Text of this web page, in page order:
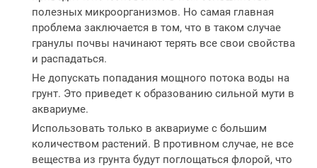
полезных микроорганизмов. Но самая главная
проблема заключается в том, что в таком случае
гранулы почвы начинают терять все свои свойства
и распадаться.
Не допускать попадания мощного потока воды на
грунт. Это приведет к образованию сильной мути в
аквариуме.
Использовать только в аквариуме с большим
количеством растений. В противном случае, не все
вещества из грунта будут поглощаться флорой, что